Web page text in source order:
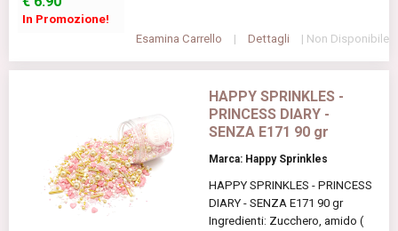
In Promozione!
Esamina Carrello
| Dettagli | Non Disponibile
HAPPY SPRINKLES -
PRINCESS DIARY -
SENZA E171 90 gr
Marca: Happy Sprinkles
HAPPY SPRINKLES - PRINCESS
DIARY - SENZA E171 90 gr
Ingredienti: Zucchero, amido (